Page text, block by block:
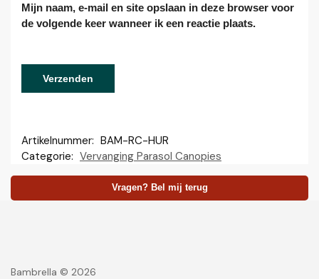
Mijn naam, e-mail en site opslaan in deze browser voor
de volgende keer wanneer ik een reactie plaats.
Artikelnummer: BAM-RC-HUR
Categorie: Vervanging Parasol Canopies
Vragen? Bel mij terug
Bambrella © 2026